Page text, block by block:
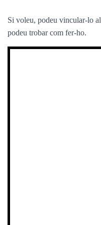
Si voleu, podeu vincular-lo
podeu trobar com fer-ho.